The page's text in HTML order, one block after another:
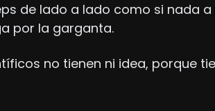
de lado a lado como si nada
por la garganta.
no tienen ni idea, porque